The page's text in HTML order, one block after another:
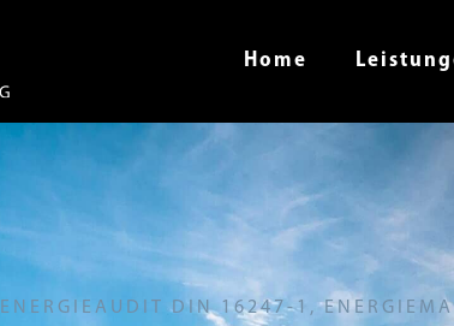
Home
ENERGIEAUDIT DIN 16247-1,